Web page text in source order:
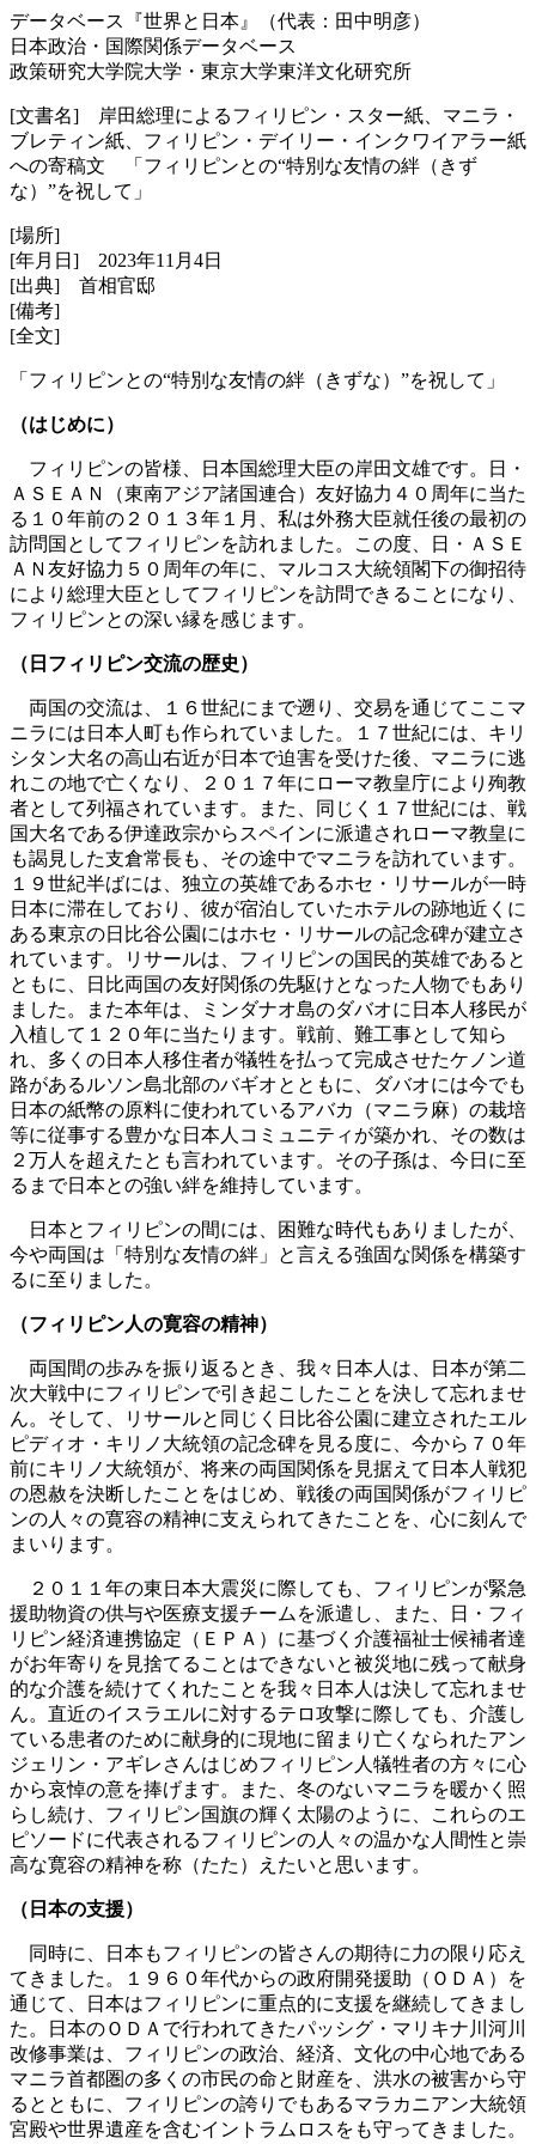
データベース『世界と日本』（代表：田中明彦）
日本政治・国際関係データベース
政策研究大学院大学・東京大学東洋文化研究所
[文書名] 岸田総理によるフィリピン・スター紙、マニラ・
ブレティン紙、フィリピン・デイリー・インクワイアラー紙
への寄稿文 「フィリピンとの“特別な友情の絆（きず
な）”を祝して」
[場所]
[年月日] 2023年11月4日
[出典] 首相官邸
[備考]
[全文]
「フィリピンとの“特別な友情の絆（きずな）”を祝して」
（はじめに）
フィリピンの皆様、日本国総理大臣の岸田文雄です。日・
ＡＳＥＡＮ（東南アジア諸国連合）友好協力４０周年に当た
る１０年前の２０１３年１月、私は外務大臣就任後の最初の
訪問国としてフィリピンを訪れました。この度、日・ＡＳＥ
ＡＮ友好協力５０周年の年に、マルコス大統領閣下の御招待
により総理大臣としてフィリピンを訪問できることになり、
フィリピンとの深い縁を感じます。
（日フィリピン交流の歴史）
両国の交流は、１６世紀にまで遡り、交易を通じてここマ
ニラには日本人町も作られていました。１７世紀には、キリ
シタン大名の高山右近が日本で迫害を受けた後、マニラに逃
れこの地で亡くなり、２０１７年にローマ教皇庁により殉教
者として列福されています。また、同じく１７世紀には、戦
国大名である伊達政宗からスペインに派遣されローマ教皇に
も謁見した支倉常長も、その途中でマニラを訪れています。
１９世紀半ばには、独立の英雄であるホセ・リサールが一時
日本に滞在しており、彼が宿泊していたホテルの跡地近くに
ある東京の日比谷公園にはホセ・リサールの記念碑が建立さ
れています。リサールは、フィリピンの国民的英雄であると
ともに、日比両国の友好関係の先駆けとなった人物でもあり
ました。また本年は、ミンダナオ島のダバオに日本人移民が
入植して１２０年に当たります。戦前、難工事として知ら
れ、多くの日本人移住者が犠牲を払って完成させたケノン道
路があるルソン島北部のバギオとともに、ダバオには今でも
日本の紙幣の原料に使われているアバカ（マニラ麻）の栽培
等に従事する豊かな日本人コミュニティが築かれ、その数は
２万人を超えたとも言われています。その子孫は、今日に至
るまで日本との強い絆を維持しています。
日本とフィリピンの間には、困難な時代もありましたが、
今や両国は「特別な友情の絆」と言える強固な関係を構築す
るに至りました。
（フィリピン人の寛容の精神）
両国間の歩みを振り返るとき、我々日本人は、日本が第二
次大戦中にフィリピンで引き起こしたことを決して忘れませ
ん。そして、リサールと同じく日比谷公園に建立されたエル
ピディオ・キリノ大統領の記念碑を見る度に、今から７０年
前にキリノ大統領が、将来の両国関係を見据えて日本人戦犯
の恩赦を決断したことをはじめ、戦後の両国関係がフィリピ
ンの人々の寛容の精神に支えられてきたことを、心に刻んで
まいります。
２０１１年の東日本大震災に際しても、フィリピンが緊急
援助物資の供与や医療支援チームを派遣し、また、日・フィ
リピン経済連携協定（ＥＰＡ）に基づく介護福祉士候補者達
がお年寄りを見捨てることはできないと被災地に残って献身
的な介護を続けてくれたことを我々日本人は決して忘れませ
ん。直近のイスラエルに対するテロ攻撃に際しても、介護し
ている患者のために献身的に現地に留まり亡くなられたアン
ジェリン・アギレさんはじめフィリピン人犠牲者の方々に心
から哀悼の意を捧げます。また、冬のないマニラを暖かく照
らし続け、フィリピン国旗の輝く太陽のように、これらのエ
ピソードに代表されるフィリピンの人々の温かな人間性と崇
高な寛容の精神を称（たた）えたいと思います。
（日本の支援）
同時に、日本もフィリピンの皆さんの期待に力の限り応え
てきました。１９６０年代からの政府開発援助（ＯＤＡ）を
通じて、日本はフィリピンに重点的に支援を継続してきまし
た。日本のＯＤＡで行われてきたパッシグ・マリキナ川河川
改修事業は、フィリピンの政治、経済、文化の中心地である
マニラ首都圏の多くの市民の命と財産を、洪水の被害から守
るとともに、フィリピンの誇りでもあるマラカニアン大統領
宮殿や世界遺産を含むイントラムロスをも守ってきました。